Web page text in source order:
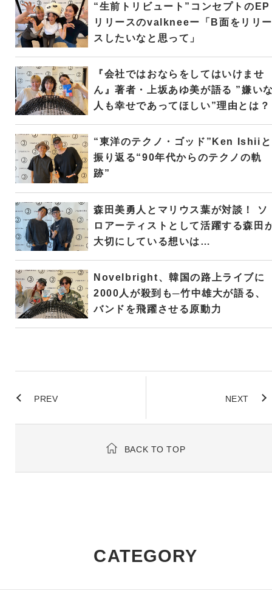
“生前トリビュート”コンセプトのEP
リリースのvalkneeー「B面をリリー
スしたいなと思って」
『会社ではおならをしてはいけませ
ん』著者・上坂あゆ美が語る ”嫌い
人も幸せであってほしい”理由とは？
“東洋のテクノ・ゴッド”Ken Ishiiと
振り返る“90年代からのテクノの軌
跡”
森田美勇人とマリウス葉が対談！ ソ
ロアーティストとして活躍する森田
大切にしている想いは…
Novelbright、韓国の路上ライブに
2000人が殺到も─竹中雄大が語る、
バンドを飛躍させる原動力
PREV NEXT
BACK TO TOP
CATEGORY